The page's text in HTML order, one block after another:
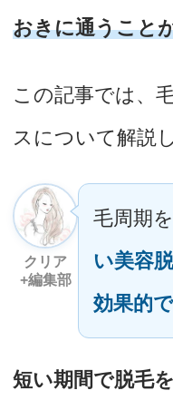
おきに通うこと
この記事では、
スについて解説
クリア
+編集部
毛周期
い美容
効果的で
短い期間で脱毛